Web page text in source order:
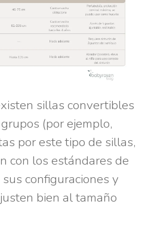
sillas convertibles
(por ejemplo,
por este tipo de sillas,
con los estándares de
configuraciones y
bien al tamaño